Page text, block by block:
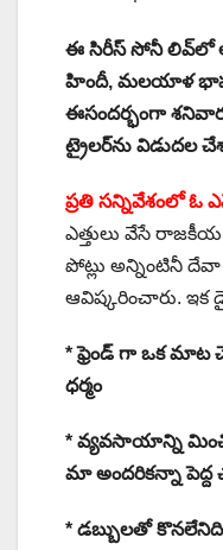
ఈ సిరీస్ సోనీ లివ్‌లో
హిందీ, మలయాళ
ఈసందర్భంగా
ట్రైలర్‌ను విడుదల
ప్రతి సన్నివేశంలో ఓ
ఎత్తులు వేసే రాజకీయ
పోట్లు అన్నింటినీ
ఆవిష్కరించారు. ఇక
* ఫ్రెండ్ గా ఒక మాట
ధర్మం
* వ్యవసాయాన్ని
మా అందరికన్నా పెద్ద
* డబ్బులతో